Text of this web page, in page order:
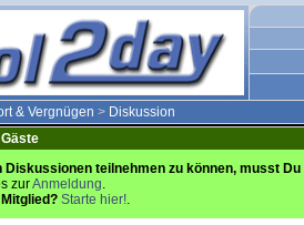
& Vergnügen > Diskussion
Diskussionen teilnehmen zu können, musst
zurAnmeldung.
Starte hier!.